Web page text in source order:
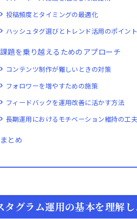
投稿頻度とタイミングの最適化
ハッシュタグ選びとトレンド活用のポイント
課題を乗り越えるためのアプローチ
コンテンツ制作が難しいときの対策
フォロワーを増やすための施策
フィードバックを運用改善に活かす方法
長期運用におけるモチベーション維持の工夫
まとめ
タグラム運用の基本を理解し